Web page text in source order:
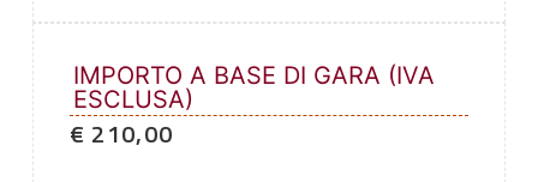
IMPORTO A BASE DI GARA (IVA
ESCLUSA)
€ 210,00